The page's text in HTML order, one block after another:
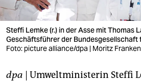
verlag
verlag
veranstaltungen
Steffi Lemke (r.) in der Asse mit Thomas
Geschäftsführer der Bundesgesellschaft
Foto: picture alliance/dpa | Moritz
dpa | Umweltministerin Steffi